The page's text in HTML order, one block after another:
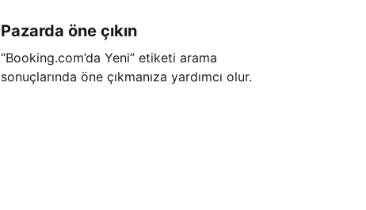
Pazarda öne çıkın
“Booking.com’da Yeni” etiketi arama
sonuçlarında öne çıkmanıza yardımcı olur.